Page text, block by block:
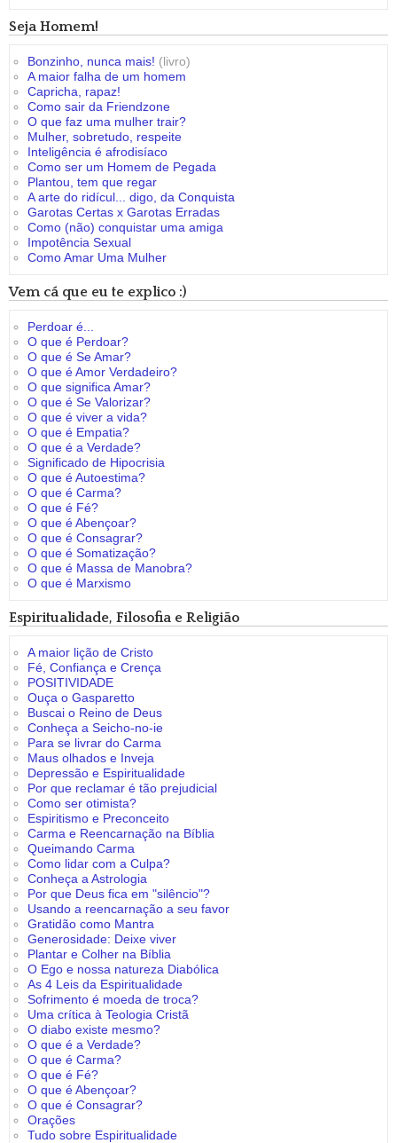
Seja Homem!
Bonzinho, nunca mais! (livro)
A maior falha de um homem
Capricha, rapaz!
Como sair da Friendzone
O que faz uma mulher trair?
Mulher, sobretudo, respeite
Inteligência é afrodisíaco
Como ser um Homem de Pegada
Plantou, tem que regar
A arte do ridícul... digo, da Conquista
Garotas Certas x Garotas Erradas
Como (não) conquistar uma amiga
Impotência Sexual
Como Amar Uma Mulher
Vem cá que eu te explico :)
Perdoar é...
O que é Perdoar?
O que é Se Amar?
O que é Amor Verdadeiro?
O que significa Amar?
O que é Se Valorizar?
O que é viver a vida?
O que é Empatia?
O que é a Verdade?
Significado de Hipocrisia
O que é Autoestima?
O que é Carma?
O que é Fé?
O que é Abençoar?
O que é Consagrar?
O que é Somatização?
O que é Massa de Manobra?
O que é Marxismo
Espiritualidade, Filosofia e Religião
A maior lição de Cristo
Fé, Confiança e Crença
POSITIVIDADE
Ouça o Gasparetto
Buscai o Reino de Deus
Conheça a Seicho-no-ie
Para se livrar do Carma
Maus olhados e Inveja
Depressão e Espiritualidade
Por que reclamar é tão prejudicial
Como ser otimista?
Espiritismo e Preconceito
Carma e Reencarnação na Bíblia
Queimando Carma
Como lidar com a Culpa?
Conheça a Astrologia
Por que Deus fica em "silêncio"?
Usando a reencarnação a seu favor
Gratidão como Mantra
Generosidade: Deixe viver
Plantar e Colher na Bíblia
O Ego e nossa natureza Diabólica
As 4 Leis da Espiritualidade
Sofrimento é moeda de troca?
Uma crítica à Teologia Cristã
O diabo existe mesmo?
O que é a Verdade?
O que é Carma?
O que é Fé?
O que é Abençoar?
O que é Consagrar?
Orações
Tudo sobre Espiritualidade